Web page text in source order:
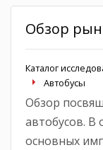
Обзор
Каталог
Автобусы
Обзор
автобусов. В
основных